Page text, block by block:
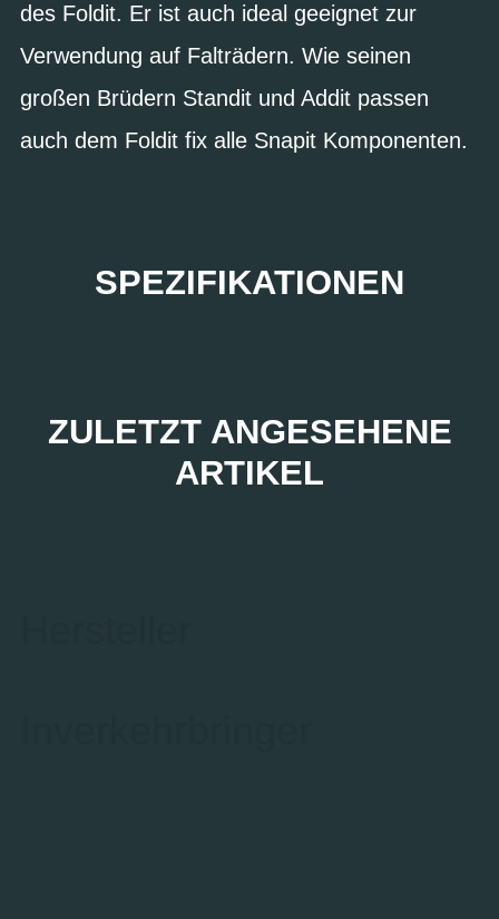
des Foldit. Er ist auch ideal geeignet zur
Verwendung auf Falträdern. Wie seinen
großen Brüdern Standit und Addit passen
auch dem Foldit fix alle Snapit Komponenten.
SPEZIFIKATIONEN
ZULETZT ANGESEHENE
ARTIKEL